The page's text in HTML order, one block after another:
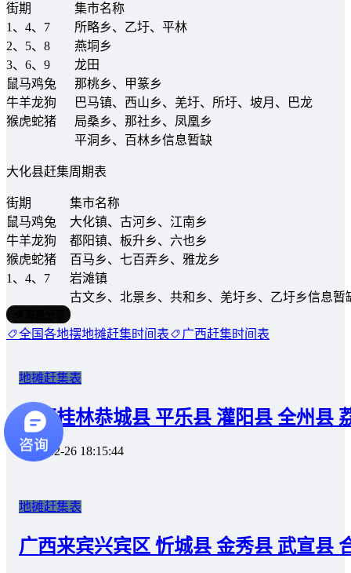
街期
集市名称
1、4、7
所略乡、乙圩、平林
2、5、8
燕垌乡
3、6、9
龙田
鼠马鸡兔
那桃乡、甲篆乡
牛羊龙狗
巴马镇、西山乡、羌圩、所圩、坡月、巴龙
猴虎蛇猪
局桑乡、那社乡、凤凰乡
平洞乡、百林乡信息暂缺
大化县赶集周期表
街期
集市名称
鼠马鸡兔
大化镇、古河乡、江南乡
牛羊龙狗
都阳镇、板升乡、六也乡
猴虎蛇猪
百马乡、七百弄乡、雅龙乡
1、4、7
岩滩镇
古文乡、北景乡、共和乡、羌圩乡、乙圩乡信息暂
全国各地摆地摊赶集时间表 广西赶集时间表
地摊赶集表
广西桂林恭城县 平乐县 灌阳县 全州县
2019-12-26 18:15:44
地摊赶集表
广西来宾兴宾区 忻城县 金秀县 武宣县